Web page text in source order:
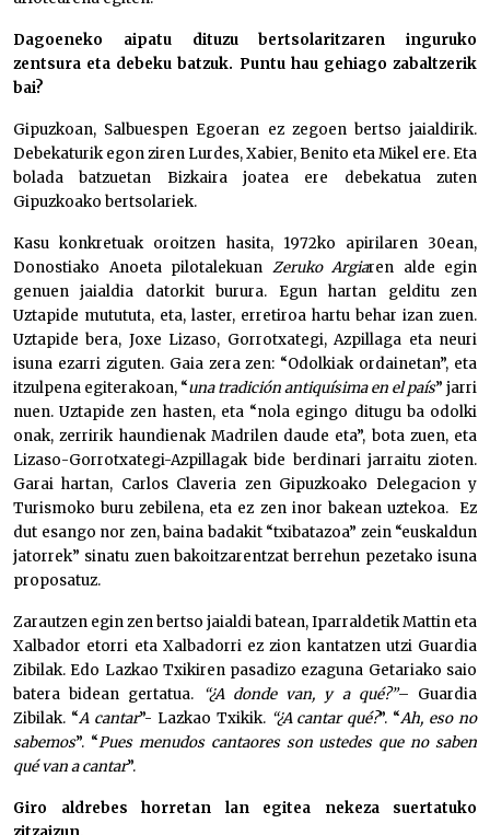
Dagoeneko aipatu dituzu bertsolaritzaren inguruko
zentsura eta debeku batzuk. Puntu hau gehiago zabaltzerik
bai?
Gipuzkoan, Salbuespen Egoeran ez zegoen bertso jaialdirik.
Debekaturik egon ziren Lurdes, Xabier, Benito eta Mikel ere. Eta
bolada batzuetan Bizkaira joatea ere debekatua zuten
Gipuzkoako bertsolariek.
Kasu konkretuak oroitzen hasita, 1972ko apirilaren 30ean,
Donostiako Anoeta pilotalekuan Zeruko Argiaren alde egin
genuen jaialdia datorkit burura. Egun hartan gelditu zen
Uztapide mutututa, eta, laster, erretiroa hartu behar izan zuen.
Uztapide bera, Joxe Lizaso, Gorrotxategi, Azpillaga eta neuri
isuna ezarri ziguten. Gaia zera zen: “Odolkiak ordainetan”, eta
itzulpena egiterakoan, “una tradición antiquísima en el país” jarri
nuen. Uztapide zen hasten, eta “nola egingo ditugu ba odolki
onak, zerririk haundienak Madrilen daude eta”, bota zuen, eta
Lizaso-Gorrotxategi-Azpillagak bide berdinari jarraitu zioten.
Garai hartan, Carlos Claveria zen Gipuzkoako Delegacion y
Turismoko buru zebilena, eta ez zen inor bakean uztekoa. Ez
dut esango nor zen, baina badakit “txibatazoa” zein “euskaldun
jatorrek” sinatu zuen bakoitzarentzat berrehun pezetako isuna
proposatuz.
Zarautzen egin zen bertso jaialdi batean, Iparraldetik Mattin eta
Xalbador etorri eta Xalbadorri ez zion kantatzen utzi Guardia
Zibilak. Edo Lazkao Txikiren pasadizo ezaguna Getariako saio
batera bidean gertatua.
“¿A donde van, y a qué?”– Guardia
Zibilak. “A cantar”- Lazkao Txikik. “¿A cantar qué?”. “Ah, eso no
sabemos”. “Pues menudos cantaores son ustedes que no saben
qué van a cantar”.
Giro aldrebes horretan lan egitea nekeza suertatuko